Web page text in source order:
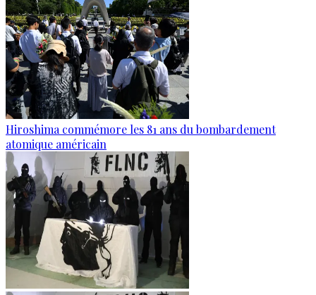
Hiroshima commémore les 81 ans du bombardement
atomique américain